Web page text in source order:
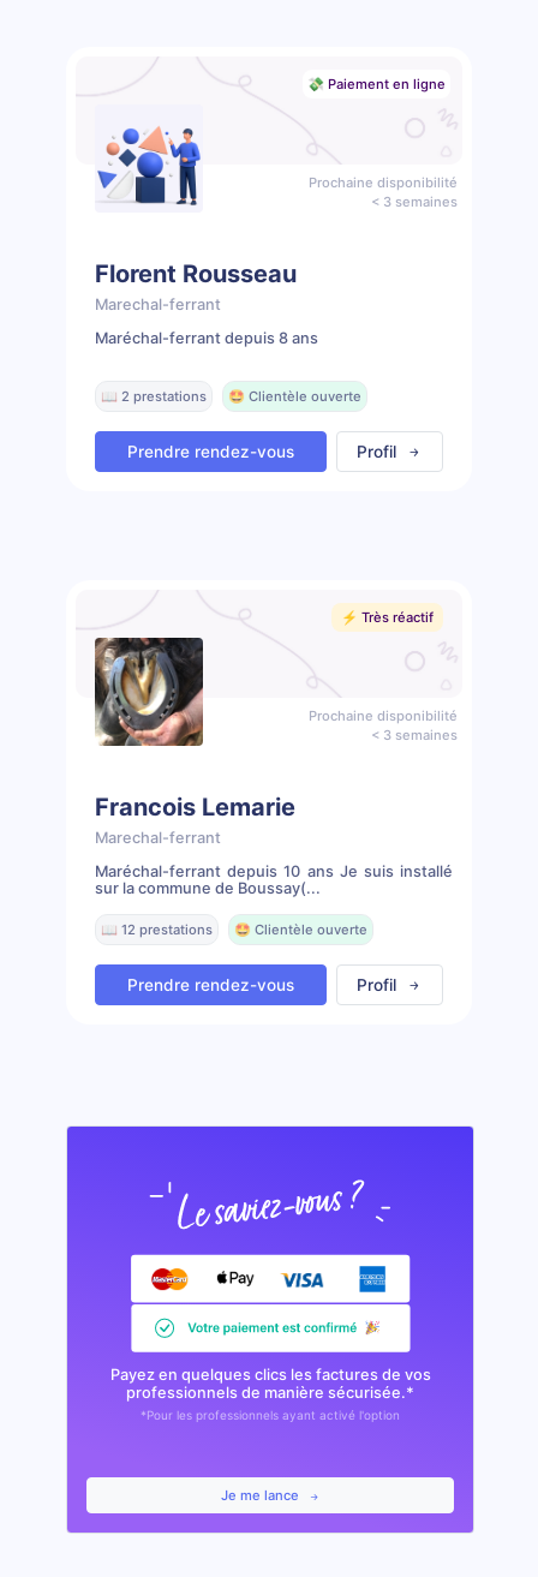
💸 Paiement en ligne
Prochaine disponibilité
< 3 semaines
Florent Rousseau
Marechal-ferrant
Maréchal-ferrant depuis 8 ans
📖 2 prestations 🤩 Clientèle ouverte
Prendre rendez-vous Profil
⚡️ Très réactif
Prochaine disponibilité
< 3 semaines
Francois Lemarie
Marechal-ferrant
Maréchal-ferrant depuis 10 ans Je suis installé
sur la commune de Boussay(...
📖 12 prestations 🤩 Clientèle ouverte
Prendre rendez-vous Profil
Payez en quelques clics les factures de vos
professionnels de manière sécurisée.*
*Pour les professionnels ayant activé l'option
Je me lance